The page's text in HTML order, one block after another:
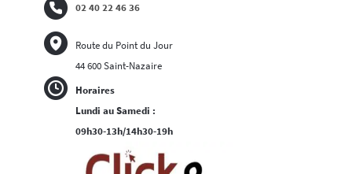
Horaires
Lundi au Samedi :
09h30-13h/14h30-19h
02 40 22 46 36
Route du Point du Jour
44 600 Saint-Nazaire